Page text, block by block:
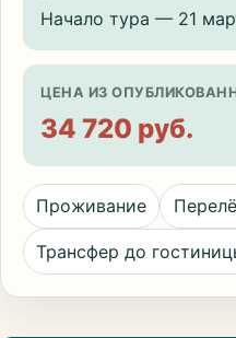
Начало тура — 21
ЦЕНА ИЗ
34 720 руб.
Проживание
Трансфер до